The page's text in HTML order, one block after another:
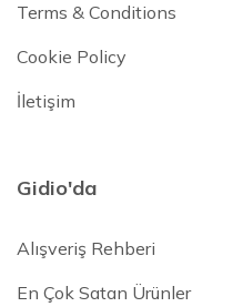
Terms & Conditions
Cookie Policy
İletişim
Gidio'da
Alışveriş Rehberi
En Çok Satan Ürünler